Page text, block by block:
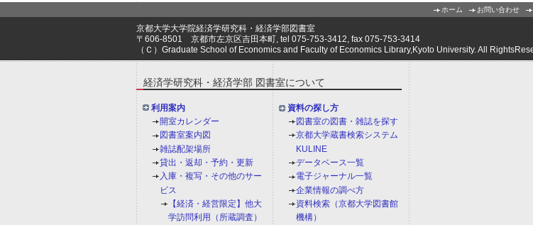
ホーム お問い合わせ
京都大学大学院経済学研究科・経済学部図書室
〒606-8501 京都市左京区吉田本町, tel 075-753-3412, fax 075-753-3414
（Ｃ）Graduate School of Economics and Faculty of Economics Library,Kyoto University. All
経済学研究科・経済学部 図書室について
利用案内
開室カレンダー
図書室案内図
雑誌配架場所
貸出・返却・予約・更新
入庫・複写・その他のサー
ビス
【経済・経営限定】他大
学訪問利用（所蔵調査）
資料の探し方
図書室の図書・雑誌を探す
京都大学蔵書検索システム
KULINE
データベース一覧
電子ジャーナル一覧
企業情報の調べ方
資料検索（京都大学図書館
機構）